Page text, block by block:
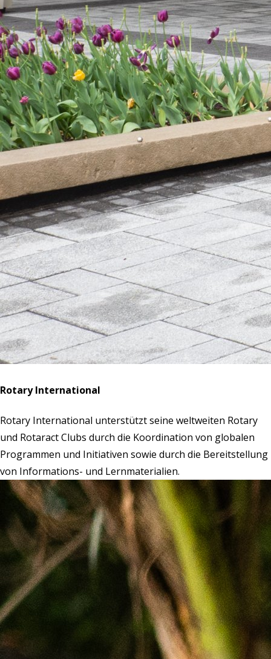
Rotary International
Rotary International unterstützt seine weltweiten Rotary
und Rotaract Clubs durch die Koordination von globalen
Programmen und Initiativen sowie durch die Bereitstellung
von Informations- und Lernmaterialien.